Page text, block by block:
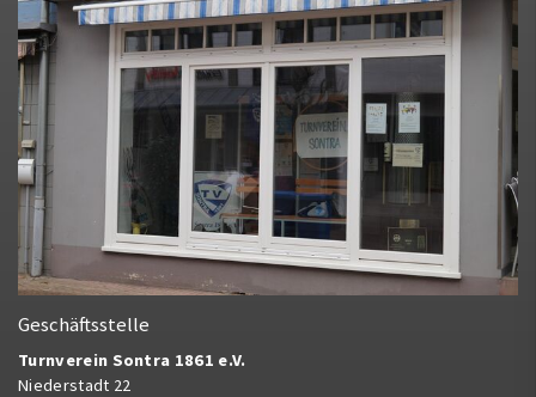
Geschäftsstelle
Turnverein Sontra 1861 e.V.
Niederstadt 22